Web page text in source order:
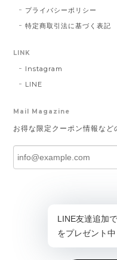
プライバシーポリシー
特定商取引法に基づく表記
LINK
Instagram
LINE
Mail Magazine
お得な限定クーポン情報など